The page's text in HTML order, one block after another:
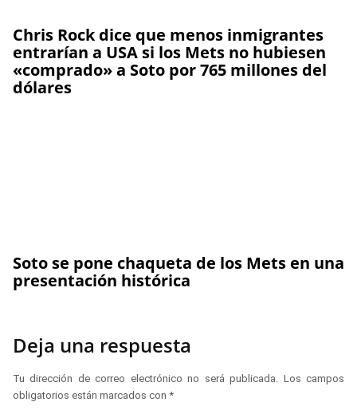
Chris Rock dice que menos inmigrantes
entrarían a USA si los Mets no hubiesen
«comprado» a Soto por 765 millones del
dólares
Soto se pone chaqueta de los Mets en una
presentación histórica
Deja una respuesta
Tu dirección de correo electrónico no será publicada.
Los campos
obligatorios están marcados con *